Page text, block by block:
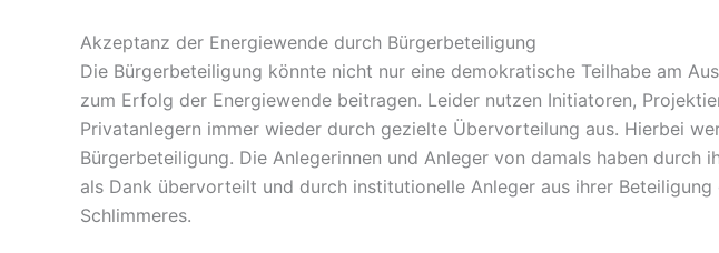
Akzeptanz der Energiewende durch Bürgerbeteiligung
Die Bürgerbeteiligung könnte nicht nur eine demokratische Teilhabe am
zum Erfolg der Energiewende beitragen. Leider nutzen Initiatoren,
Privatanlegern immer wieder durch gezielte Übervorteilung aus. Hierbei
Bürgerbeteiligung. Die Anlegerinnen und Anleger von damals haben
als Dank übervorteilt und durch institutionelle Anleger aus ihrer
Schlimmeres.